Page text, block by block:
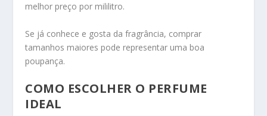
melhor preço por mililitro.
Se já conhece e gosta da fragrância, comprar
tamanhos maiores pode representar uma boa
poupança.
COMO ESCOLHER O PERFUME
IDEAL